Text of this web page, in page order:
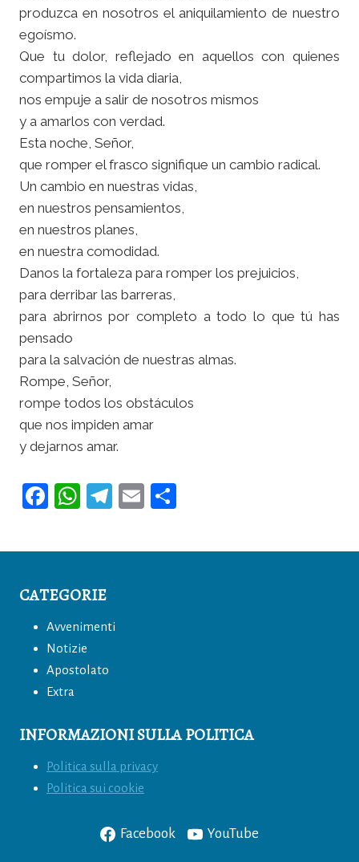
produzca en nosotros el aniquilamiento de nuestro
egoísmo.
Que tu dolor, reflejado en aquellos con quienes
compartimos la vida diaria,
nos empuje a salir de nosotros mismos
y a amarlos con verdad.
Esta noche, Señor,
que romper el frasco signifique un cambio radical.
Un cambio en nuestras vidas,
en nuestros pensamientos,
en nuestros planes,
en nuestra comodidad.
Danos la fortaleza para romper los prejuicios,
para derribar las barreras,
para abrirnos por completo a todo lo que tú has
pensado
para la salvación de nuestras almas.
Rompe, Señor,
rompe todos los obstáculos
que nos impiden amar
y dejarnos amar.
F
c
b
o
o
k
W
at
A
p
p
T
e
m
E
ai n
CATEGORIE
Avvenimenti
Notizie
Apostolato
Extra
INFORMAZIONI SULLA POLITICA
Politica sulla privacy
Politica sui cookie
Facebook YouTube